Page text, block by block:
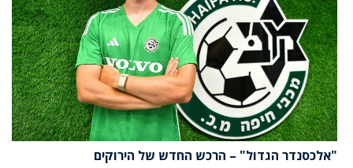
"אלכסנדר הגדול" – הרכש החדש של הירוקים